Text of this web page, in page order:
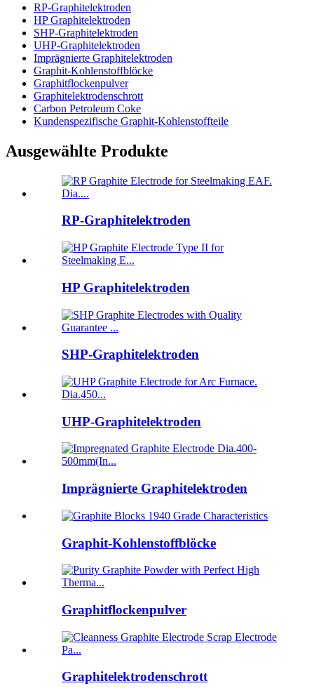
RP-Graphitelektroden
HP Graphitelektroden
SHP-Graphitelektroden
UHP-Graphitelektroden
Imprägnierte Graphitelektroden
Graphit-Kohlenstoffblöcke
Graphitflockenpulver
Graphitelektrodenschrott
Carbon Petroleum Coke
Kundenspezifische Graphit-Kohlenstoffteile
Ausgewählte Produkte
RP-Graphitelektroden
HP Graphitelektroden
SHP-Graphitelektroden
UHP-Graphitelektroden
Imprägnierte Graphitelektroden
Graphit-Kohlenstoffblöcke
Graphitflockenpulver
Graphitelektrodenschrott